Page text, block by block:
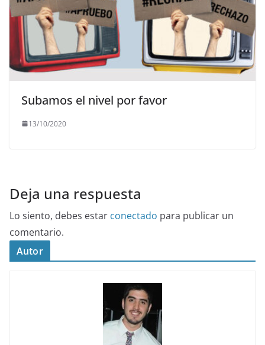
Subamos el nivel por favor
13/10/2020
Deja una respuesta
Lo siento, debes estar conectado para publicar un
comentario.
Autor